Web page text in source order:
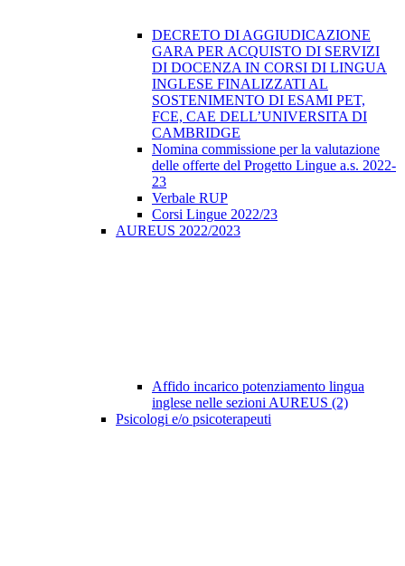
DECRETO DI AGGIUDICAZIONE
GARA PER ACQUISTO DI SERVIZI
DI DOCENZA IN CORSI DI LINGUA
INGLESE FINALIZZATI AL
SOSTENIMENTO DI ESAMI PET,
FCE, CAE DELL’UNIVERSITA DI
CAMBRIDGE
Nomina commissione per la valutazione
delle offerte del Progetto Lingue a.s. 2022-
23
Verbale RUP
Corsi Lingue 2022/23
AUREUS 2022/2023
Affido incarico potenziamento lingua
inglese nelle sezioni AUREUS (2)
Psicologi e/o psicoterapeuti